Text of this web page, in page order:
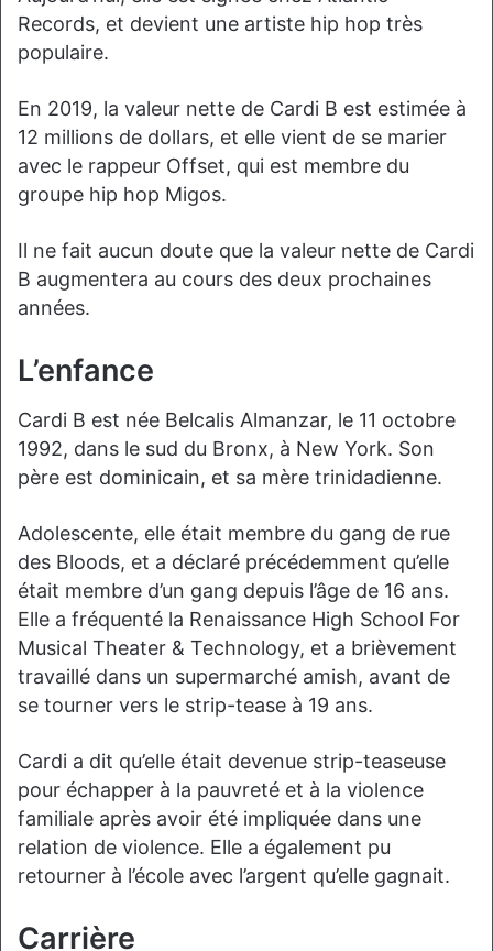
Records, et devient une artiste hip hop très
populaire.
En 2019, la valeur nette de Cardi B est estimée à
12 millions de dollars, et elle vient de se marier
avec le rappeur Offset, qui est membre du
groupe hip hop Migos.
Il ne fait aucun doute que la valeur nette de Cardi
B augmentera au cours des deux prochaines
années.
L’enfance
Cardi B est née Belcalis Almanzar, le 11 octobre
1992, dans le sud du Bronx, à New York. Son
père est dominicain, et sa mère trinidadienne.
Adolescente, elle était membre du gang de rue
des Bloods, et a déclaré précédemment qu’elle
était membre d’un gang depuis l’âge de 16 ans.
Elle a fréquenté la Renaissance High School For
Musical Theater & Technology, et a brièvement
travaillé dans un supermarché amish, avant de
se tourner vers le strip-tease à 19 ans.
Cardi a dit qu’elle était devenue strip-teaseuse
pour échapper à la pauvreté et à la violence
familiale après avoir été impliquée dans une
relation de violence. Elle a également pu
retourner à l’école avec l’argent qu’elle gagnait.
Carrière